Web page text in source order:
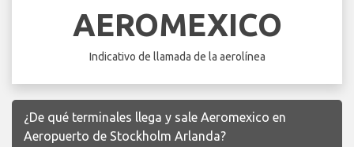
AEROMEXICO
Indicativo de llamada de la aerolínea
¿De qué terminales llega y sale Aeromexico en
Aeropuerto de Stockholm Arlanda?